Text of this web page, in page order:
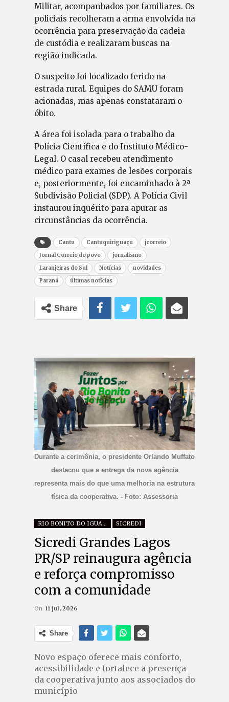
Militar, acompanhados por familiares. Os
policiais recolheram a arma envolvida na
ocorrência para preservação da cadeia
de custódia e realizaram buscas na
região indicada.
O suspeito foi localizado ferido na
estrada rural. Equipes do SAMU foram
acionadas, mas apenas constataram o
óbito.
A área foi isolada para o trabalho da
Polícia Científica e do Instituto Médico-
Legal. O casal recebeu atendimento
médico para exames de lesões corporais
e, posteriormente, foi encaminhado à 2ª
Subdivisão Policial (SDP). A Polícia Civil
instaurou inquérito para apurar as
circunstâncias da ocorrência.
Cantu Cantuquiriguaçu
jcorreio
Jornal Correio do povo
jornalismo
Laranjeiras do Sul
Notícias
novidades
Paraná
últimas notícias
Share
Durante a cerimônia, o presidente Orlando Muffato
destacou que a entrega da nova agência
representa mais do que uma melhoria na estrutura
física da cooperativa. - Foto: Assessoria
RIO BONITO DO IGUAÇU SICREDI
Sicredi Grandes Lagos
PR/SP reinaugura agência
e reforça compromisso
com a comunidade
On 11 jul, 2026
Share
Novo espaço oferece mais conforto,
acessibilidade e fortalece a presença
da cooperativa junto aos associados do
município